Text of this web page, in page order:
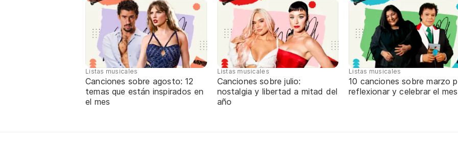
Listas musicales
Canciones sobre agosto: 12
temas que están inspirados en
el mes
Listas musicales
Canciones sobre julio:
nostalgia y libertad a mitad del
año
Listas musicales
10 canciones sobre marzo
reflexionar y celebrar el mes